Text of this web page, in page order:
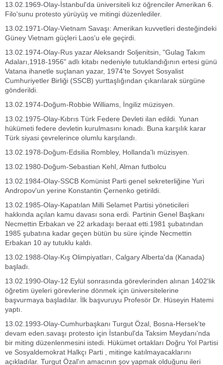
13.02.1969-Olay-İstanbul'da üniversiteli kız öğrenciler Amerikan 6.
Filo'sunu protesto yürüyüş ve mitingi düzenlediler.
13.02.1971-Olay-Vietnam Savaşı: Amerikan kuvvetleri desteğindeki
Güney Vietnam güçleri Laos'u ele geçirdi.
13.02.1974-Olay-Rus yazar Aleksandr Soljenitsin, "Gulag Takım
Adaları,1918-1956" adlı kitabı nedeniyle tutuklandığının ertesi günü
Vatana ihanetle suçlanan yazar, 1974'te Sovyet Sosyalist
Cumhuriyetler Birliği (SSCB) yurttaşlığından çıkarılarak sürgüne
gönderildi.
13.02.1974-Doğum-Robbie Williams, İngiliz müzisyen.
13.02.1975-Olay-Kıbrıs Türk Federe Devleti ilan edildi. Yunan
hükümeti federe devletin kurulmasını kınadı. Buna karşılık karar
Türk siyasi çevrelerince olumlu karşılandı.
13.02.1978-Doğum-Edsilia Rombley, Hollanda'lı müzisyen.
13.02.1980-Doğum-Sebastian Kehl, Alman futbolcu
13.02.1984-Olay-SSCB Komünist Parti genel sekreterliğine Yuri
Andropov'un yerine Konstantin Çernenko getirildi.
13.02.1985-Olay-Kapatılan Milli Selamet Partisi yöneticileri
hakkında açılan kamu davası sona erdi. Partinin Genel Başkanı
Necmettin Erbakan ve 22 arkadaşı beraat etti.1981 şubatından
1985 şubatına kadar geçen bütün bu süre içinde Necmettin
Erbakan 10 ay tutuklu kaldı.
13.02.1988-Olay-Kış Olimpiyatları, Calgary Alberta'da (Kanada)
başladı.
13.02.1990-Olay-12 Eylül sonrasında görevlerinden alınan 1402'lik
öğretim üyeleri görevlerine dönmek için üniversitelerine
başvurmaya başladılar. İlk başvuruyu Profesör Dr. Hüseyin Hatemi
yaptı.
13.02.1993-Olay-Cumhurbaşkanı Turgut Özal, Bosna-Hersek'te
devam eden.savaşı protesto için İstanbul'da Taksim Meydanı'nda
bir miting düzenlenmesini istedi. Hükümet ortakları Doğru Yol Partisi
ve Sosyaldemokrat Halkçı Parti , mitinge katılmayacaklarını
açıkladılar. Turgut Özal'ın amacının şov yapmak olduğunu ileri